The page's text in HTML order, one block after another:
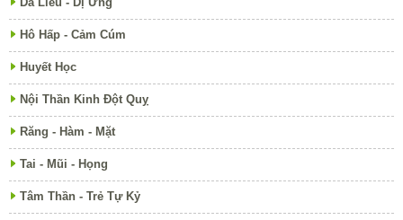
Hô Hấp - Cảm Cúm
Huyết Học
Nội Thần Kinh Đột Quỵ
Răng - Hàm - Mặt
Tai - Mũi - Họng
Tâm Thần - Trẻ Tự Kỷ